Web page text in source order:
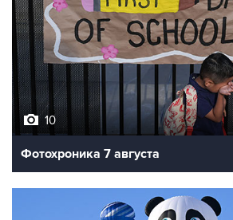
10
Фотохроника 7 августа